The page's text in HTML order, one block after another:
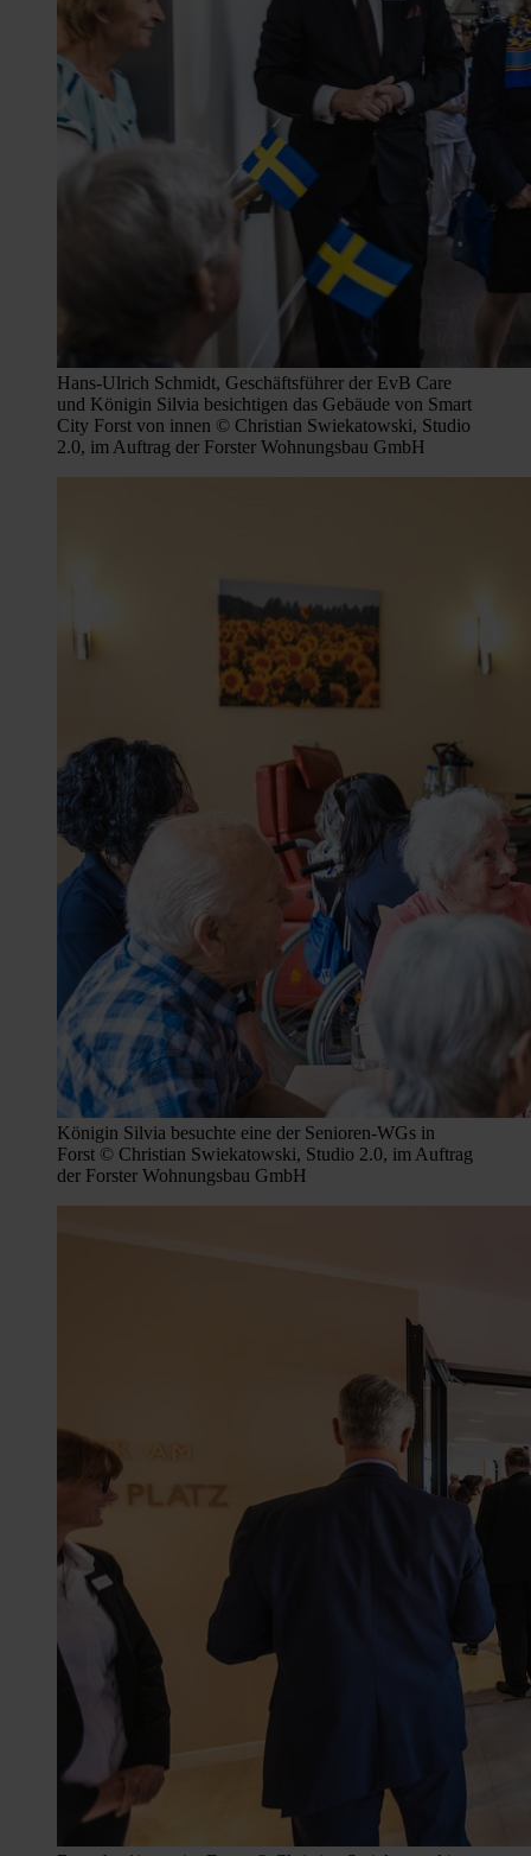
Hans-Ulrich Schmidt, Geschäftsführer der EvB Care
und Königin Silvia besichtigen das Gebäude von Smart
City Forst von innen © Christian Swiekatowski, Studio
2.0, im Auftrag der Forster Wohnungsbau GmbH
Königin Silvia besuchte eine der Senioren-WGs in
Forst © Christian Swiekatowski, Studio 2.0, im Auftrag
der Forster Wohnungsbau GmbH